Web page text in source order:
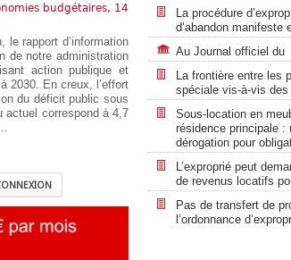
budgétaires, 14
rapport d’information
de notre administration
action publique et
2030. En creux, l’effort
du déficit public sous
actuel correspond à 4,7
La procédure
d’abandon
Au Journal officiel du
La frontière entre les
spéciale vis-à-vis
Sous-location en
résidence principale :
dérogation pour
L’exproprié peut
de revenus locatifs
Pas de transfert de
l’ordonnance